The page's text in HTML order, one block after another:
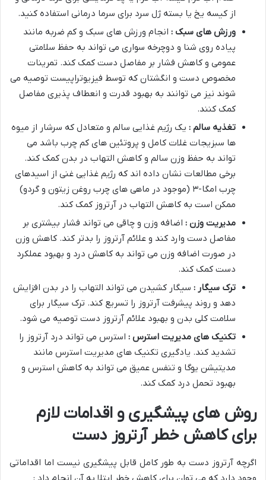
از کیسه یخ یا بسته ژل سرد برای سرما درمانی استفاده کنید.
ورزش های سبک : انجام ورزش های سبک و کم ضربه مانند
پیاده روی شنا و دوچرخه سواری می تواند به حفظ سلامتی
عمومی و کاهش فشار بر مفاصل دست کمک کند. تمرینات
مخصوص دست و انگشتان که توسط فیزیوتراپیست توصیه می
شوند نیز می توانند به بهبود قدرت و انعطاف پذیری مفاصل
کمک کنند.
تغذیه سالم : یک رژیم غذایی سالم و متعادل که سرشار از میوه
ها سبزیجات غلات کامل و پروتئین های کم چرب باشد می
تواند به حفظ وزن سالم و کاهش التهاب در بدن کمک کند.
برخی مطالعات نشان داده اند که رژیم غذایی غنی از اسیدهای
چرب امگا-۳ (موجود در ماهی های چرب روغن زیتون و گردو)
ممکن است به کاهش التهاب در آرتروز کمک کند.
مدیریت وزن : اضافه وزن و چاقی می تواند فشار بیشتری بر
مفاصل دست وارد کند و علائم آرتروز را بدتر کند. کاهش وزن
در صورت اضافه وزن می تواند به کاهش درد و بهبود عملکرد
دست کمک کند.
ترک سیگار : سیگار کشیدن می تواند التهاب را در بدن افزایش
دهد و روند پیشرفت آرتروز را تسریع کند. ترک سیگار برای
سلامت کلی بدن و بهبود علائم آرتروز دست توصیه می شود.
تکنیک های مدیریت استرس : استرس می تواند درد آرتروز را
تشدید کند. یادگیری تکنیک های مدیریت استرس مانند
مدیتیشن یوگا و تنفس عمیق می تواند به کاهش استرس و
بهبود تحمل درد کمک کند.
روش های پیشگیری و اقدامات لازم
برای کاهش خطر آرتروز دست
اگرچه آرتروز دست به طور کامل قابل پیشگیری نیست اما اقداماتی